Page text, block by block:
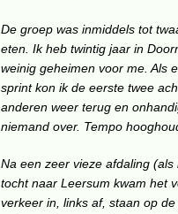
De groep was inmiddels tot
eten. Ik heb twintig jaar in
weinig geheimen voor me. Als
sprint kon ik de eerste twee
anderen weer terug en
niemand over. Tempo
Na een zeer vieze afdaling
tocht naar Leersum kwam het
verkeer in, links af, staan op